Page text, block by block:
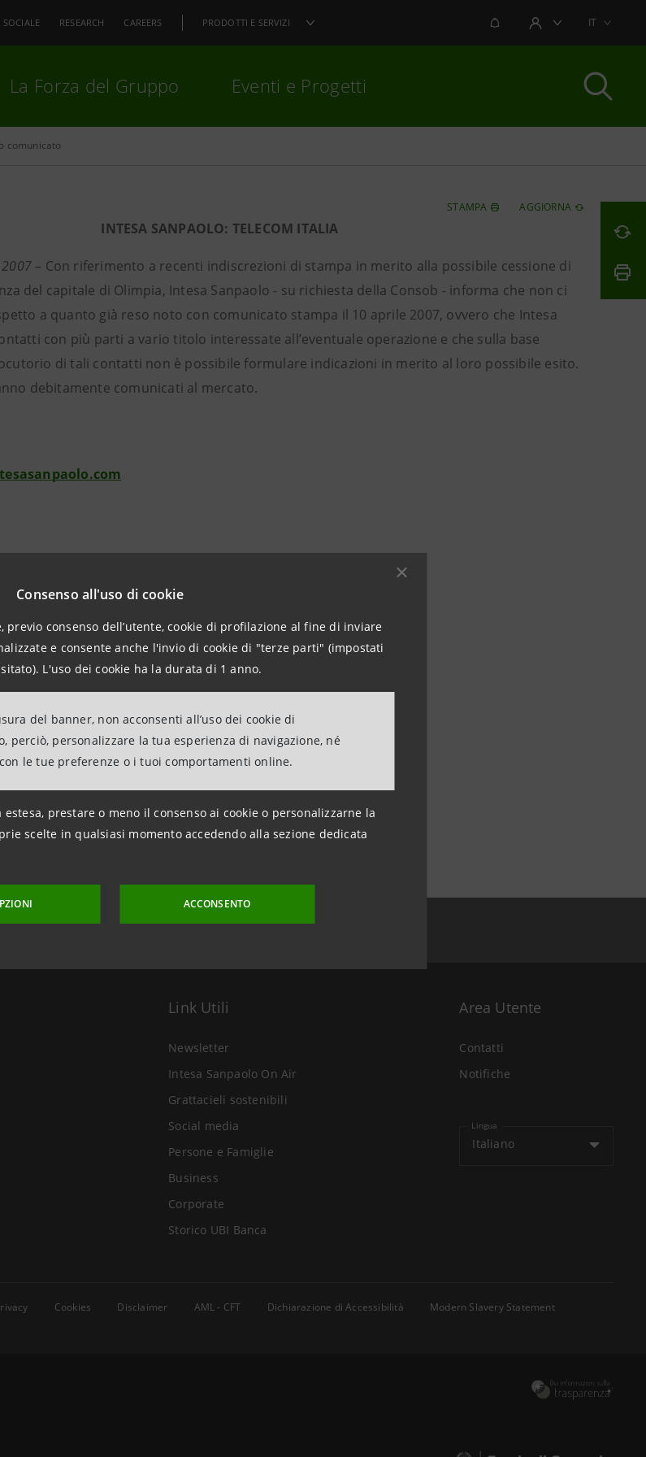
Consenso all'uso di cookie
previo consenso dell’utente, cookie di profilazione al fine di inviare
e consente anche l'invio di cookie di "terze parti" (impostati
L'uso dei cookie ha la durata di 1 anno.
del banner, non acconsenti all’uso dei cookie di
perciò, personalizzare la tua esperienza di navigazione, né
le tue preferenze o i tuoi comportamenti online.
prestare o meno il consenso ai cookie o personalizzarne la
scelte in qualsiasi momento accedendo alla sezione dedicata
ACCONSENTO
SOCIALE RESEARCH CAREERS PRODOTTI E SERVIZI NOTIFICHEAREA UTENTEIT
La Forza del Gruppo Eventi e Progetti
comunicato
STAMPA AGGIORNA
INTESA SANPAOLO: TELECOM ITALIA
– Con riferimento a recenti indiscrezioni di stampa in merito alla possibile cessione di
del capitale di Olimpia, Intesa Sanpaolo - su richiesta della Consob - informa che non ci
a quanto già reso noto con comunicato stampa il 10 aprile 2007, ovvero che Intesa
con più parti a vario titolo interessate all’eventuale operazione e che sulla base
di tali contatti non è possibile formulare indicazioni in merito al loro possibile esito.
debitamente comunicati al mercato.
2007 alle ore 16:12
Link Utili
Newsletter
Intesa Sanpaolo On Air
Grattacieli sostenibili
Social media
Persone e Famiglie
Business
Corporate
Storico UBI Banca
Area Utente
Contatti
Notifiche
Lingua
Italiano
Cookies Disclaimer AML - CFT Dichiarazione di Accessibilità
Modern Slavery Statement